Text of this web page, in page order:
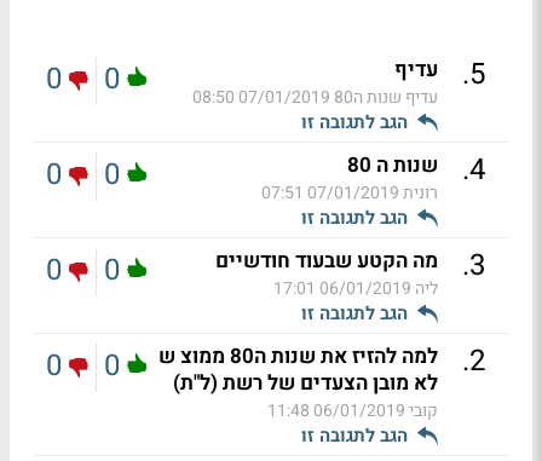
5
. עדיף
עדיף שנות ה80 07/01/2019 08:50
הגב לתגובה זו
0
0
4
. שנות ה 80
רונית07/01/2019 07:51
הגב לתגובה זו
0
0
3
. מה הקטע שבעוד חודשיים
ליה 06/01/2019 17:01
הגב לתגובה זו
0
0
2
.
למה להזיז את שנות ה80 ממוצ ש
לא מובן הצעדים של רשת (ל"ת)
קובי06/01/2019 11:48
הגב לתגובה זו
0
0